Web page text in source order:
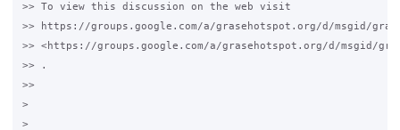
>> To view this discussion on the web visit
>> https://groups.google.com/a/grasehotspot.org/d/msgid/
>> <https://groups.google.com/a/grasehotspot.org/d/msgid/
>> .
>>
>